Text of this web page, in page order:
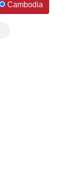
Cambodia